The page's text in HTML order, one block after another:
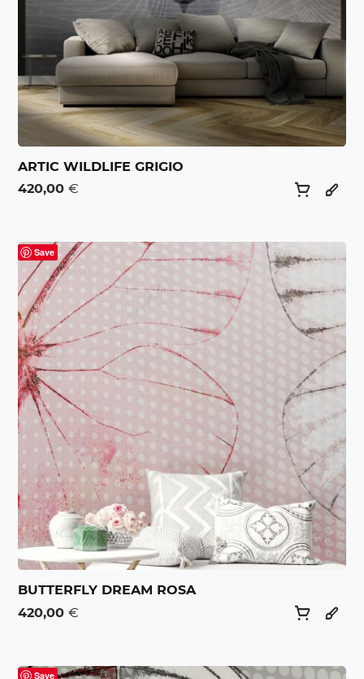
ARTIC WILDLIFE GRIGIO
420,00€
Save
BUTTERFLY DREAM ROSA
420,00€
Save